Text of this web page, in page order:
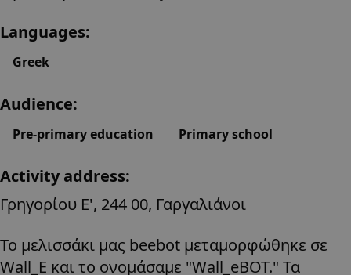
Languages:
Greek
Audience:
Pre-primary education Primary school
Activity address:
Γρηγορίου Ε', 244 00, Γαργαλιάνοι
Το μελισσάκι μας beebot μεταμορφώθηκε σε
Wall_E και το ονομάσαμε "Wall_eBOT." Τα